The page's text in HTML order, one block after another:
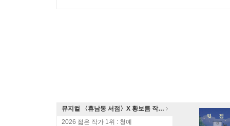
뮤지컬 〈휴남동 서점〉X 황보름 작가 북토크
2026 젊은 작가 1위 : 청예